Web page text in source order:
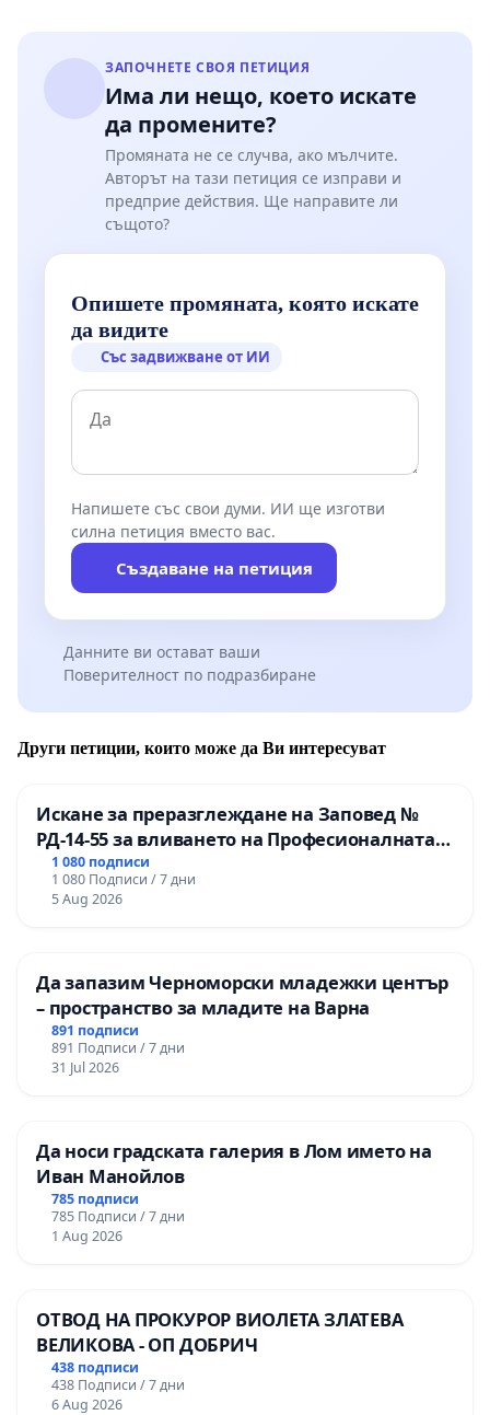
на Балканския полуостров Свещени
Богослужебни ценности на естествените им
правоимащи Свети митрополии и Свети
обители на Северна Гърция и по-точно на
Сяр, Ксанти и Драма”, заяви вселенският
патриарх, цитиран от БГНЕС.
забравя историческите факти за нашите
сънародници избити и прокудени от
Беломорска Тракия, че там населението е от
българи дори и днес, въпреки опитите за
насилствено погърчване.Ние,
долуподписаните призоваваме българските
1.Да проявят отговорност пред народа и
предците ни, изискат ДНК експертиза на
останките, открити в базиликата на остров
Св. Ахил;
Самуил Свева и Андреа Миструци ди
институции в Италия архивните документи
свързани с историята на фамилия Миструци
горните три условия;
Сдружение Велика Болгария- Патриция
Българско археологическо сдружение Иван
Венедиков- Красимира Лука
Магията на българската роза ЕООД-
Фондация ТРАКАРТ - Георги Ивонав
Фондация Свята България- Георги Чираклиев
ЗАПОЧНЕТЕ СВОЯ ПЕТИЦИЯ
Има ли нещо, което искате
да промените?
Промяната не се случва, ако мълчите.
Авторът на тази петиция се изправи и
предприе действия. Ще направите ли
същото?
Опишете промяната, която искате
да видите
Със задвижване от ИИ
Напишете със свои думи. ИИ ще изготви
силна петиция вместо вас.
Създаване на петиция
Данните ви остават ваши
Поверителност по подразбиране
Други петиции, които може да Ви интересуват
Искане за преразглеждане на Заповед №
РД-14-55 за вливането на Професионалната
гимназия по промишлени технологии в
Професионалната гимназия по икономика и
мениджмънт – гр. Пазарджик
1 080 подписи
1 080 Подписи / 7 дни
5 Aug 2026
Да запазим Черноморски младежки център
– пространство за младите на Варна
891 подписи
891 Подписи / 7 дни
31 Jul 2026
Да носи градската галерия в Лом името на
Иван Манойлов
785 подписи
785 Подписи / 7 дни
1 Aug 2026
ОТВОД НА ПРОКУРОР ВИОЛЕТА ЗЛАТЕВА
ВЕЛИКОВА - ОП ДОБРИЧ
438 подписи
438 Подписи / 7 дни
6 Aug 2026